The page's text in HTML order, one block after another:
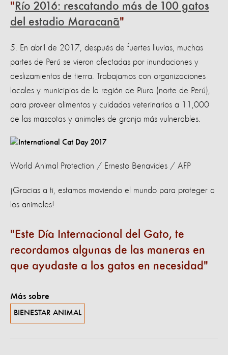
Río 2016: rescatando más de 100 gatos
del estadio Maracanã
5. En abril de 2017, después de fuertes lluvias, muchas
partes de Perú se vieron afectadas por inundaciones y
deslizamientos de tierra. Trabajamos con organizaciones
locales y municipios de la región de Piura (norte de Perú),
para proveer alimentos y cuidados veterinarios a 11,000
de las mascotas y animales de granja más vulnerables.
World Animal Protection / Ernesto Benavides / AFP
¡Gracias a ti, estamos moviendo el mundo para proteger a
los animales!
Este Día Internacional del Gato, te
recordamos algunas de las maneras en
que ayudaste a los gatos en necesidad
Más sobre
BIENESTAR ANIMAL